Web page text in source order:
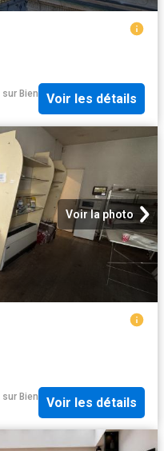
sur Bien
Voir les détails
Voir la photo
sur Bien
Voir les détails